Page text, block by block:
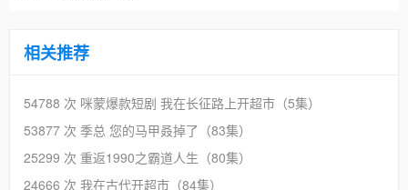
相关推荐
54788 次 咪蒙爆款短剧 我在长征路上开超市（5集）
53877 次 季总 您的马甲叒掉了（83集）
25299 次 重返1990之霸道人生（80集）
24666 次 我在古代开超市（84集）